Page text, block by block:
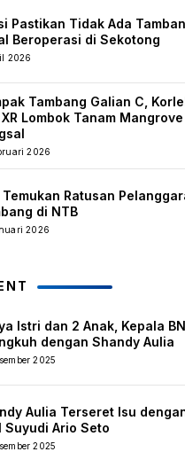
Pastikan Tidak Ada
Beroperasi di Sekotong
2026
Tambang Galian C,
Lombok Tanam
2026
Temukan Ratusan
di NTB
2026
Istri dan 2 Anak, Kepala
dengan Shandy Aulia
2025
Aulia Terseret Isu
Suyudi Ario Seto
2025